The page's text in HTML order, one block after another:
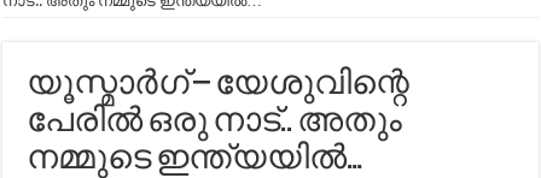
യൂസ്മാർഗ് – യേശുവിന്റെ
പേരിൽ ഒരു നാട്.. അതും
നമ്മുടെ ഇന്ത്യയിൽ…